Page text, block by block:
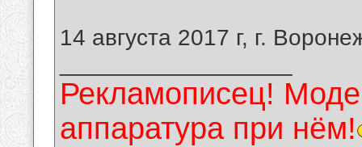
14 августа 2017 г, г.
Рекламописец!
аппаратура при нём!